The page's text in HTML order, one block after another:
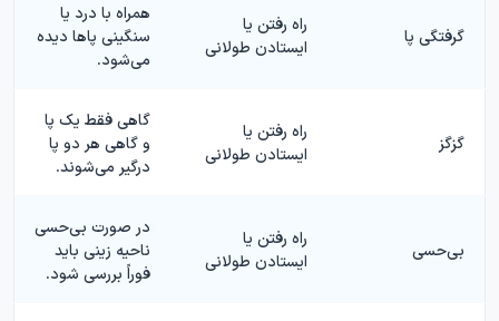
گرفتگی پا
راه رفتن یا
ایستادن طولانی
همراه با درد یا
سنگینی پاها دیده
می‌شود.
گزگز
راه رفتن یا
ایستادن طولانی
گاهی فقط یک پا
و گاهی هر دو پا
درگیر می‌شوند.
بی‌حسی
راه رفتن یا
ایستادن طولانی
در صورت بی‌حسی
ناحیه زینی باید
فوراً بررسی شود.